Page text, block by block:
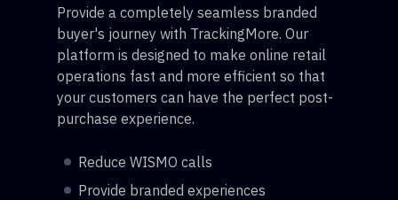
Provide a completely seamless branded
buyer's journey with TrackingMore. Our
platform is designed to make online retail
operations fast and more efficient so that
your customers can have the perfect post-
purchase experience.
Reduce WISMO calls
Provide branded experiences